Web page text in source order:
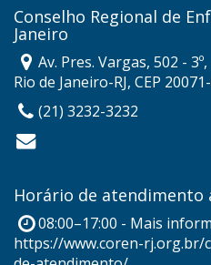
Conselho Regional de
Janeiro
Av. Pres. Vargas, 502 -
Rio de Janeiro-RJ, CEP
(21) 3232-3232
Horário de atendimento
08:00–17:00 - Mais
https://www.coren-rj.org.br/